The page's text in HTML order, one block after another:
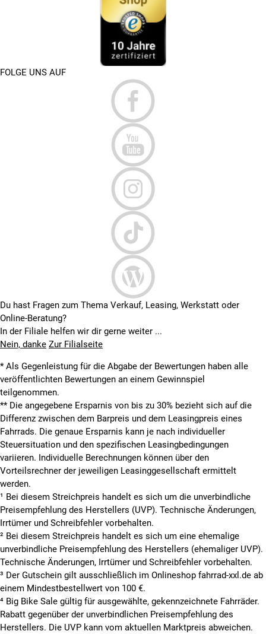
FOLGE UNS AUF
Du hast Fragen zum Thema Verkauf, Leasing, Werkstatt oder
Online-Beratung?
In der Filiale helfen wir dir gerne weiter ...
Nein, danke Zur Filialseite
* Als Gegenleistung für die Abgabe der Bewertungen haben alle
veröffentlichten Bewertungen an einem Gewinnspiel
teilgenommen.
** Die angegebene Ersparnis von bis zu 30% bezieht sich auf die
Differenz zwischen dem Barpreis und dem Leasingpreis eines
Fahrrads. Die genaue Ersparnis kann je nach individueller
Steuersituation und den spezifischen Leasingbedingungen
variieren. Individuelle Berechnungen können über den
Vorteilsrechner der jeweiligen Leasinggesellschaft ermittelt
werden.
¹ Bei diesem Streichpreis handelt es sich um die unverbindliche
Preisempfehlung des Herstellers (UVP). Technische Änderungen,
Irrtümer und Schreibfehler vorbehalten.
² Bei diesem Streichpreis handelt es sich um eine ehemalige
unverbindliche Preisempfehlung des Herstellers (ehemaliger UVP).
Technische Änderungen, Irrtümer und Schreibfehler vorbehalten.
³ Der Gutschein gilt ausschließlich im Onlineshop fahrrad-xxl.de ab
einem Mindestbestellwert von 100 €.
⁴ Big Bike Sale gültig für ausgewählte, gekennzeichnete Fahrräder.
Rabatt gegenüber der unverbindlichen Preisempfehlung des
Herstellers. Die UVP kann vom aktuellen Marktpreis abweichen.